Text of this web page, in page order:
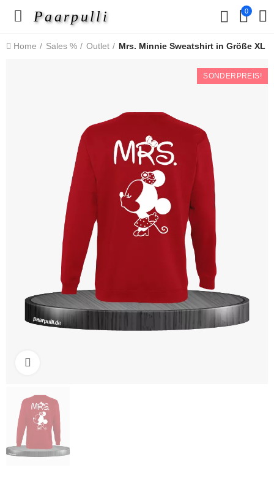
Paarpulli 0
Home Sales % Outlet Mrs. Minnie Sweatshirt in Größe XL
SONDERPREIS!